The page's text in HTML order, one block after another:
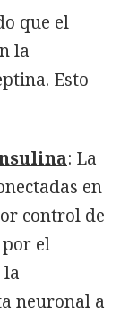
que el
la
Esto
: La
en
control de
el
la
neuronal a